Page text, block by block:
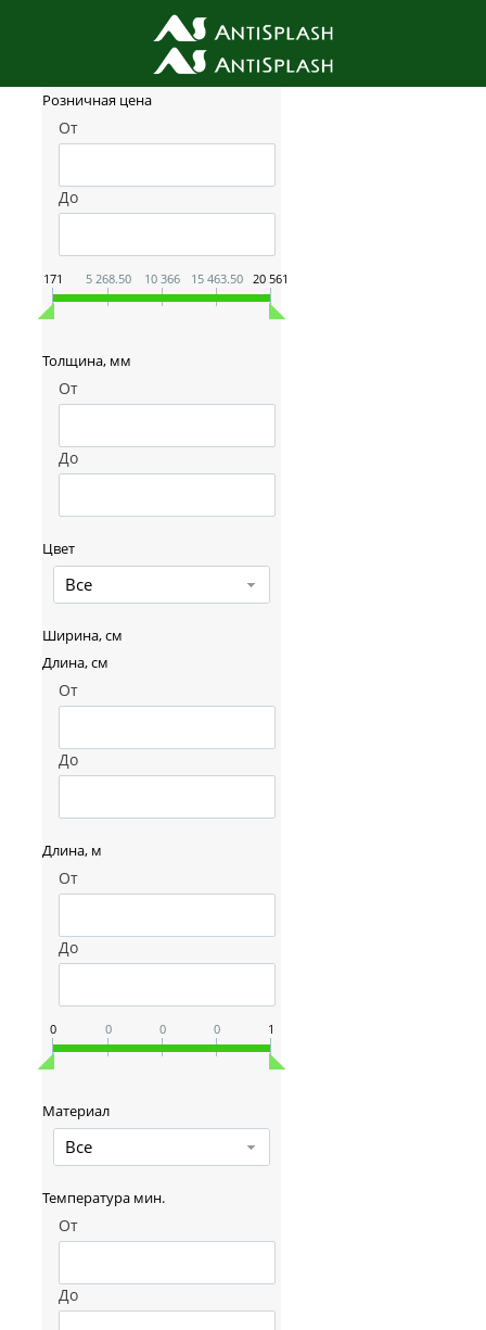
Фильтр товаров
Розничная цена
От
До
171 5 268.50 10 366 15 463.50 20 561
Толщина, мм
От
До
Цвет
Все
Ширина, см
Длина, см
От
До
Длина, м
От
До
0 0 0 0 1
Материал
Все
Температура мин.
От
До